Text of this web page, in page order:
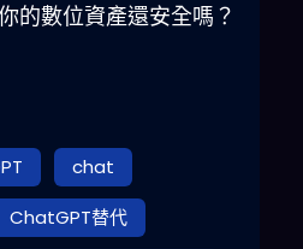
的數位資產還安全嗎？
chat
ChatGPT替代